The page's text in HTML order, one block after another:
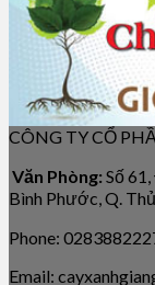
CÔNG TY CỔ
Văn Phòng: Số
Bình Phước, Q.
Phone:
Email: